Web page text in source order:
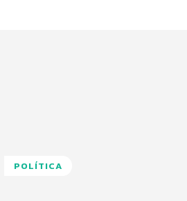
POLÍTICA